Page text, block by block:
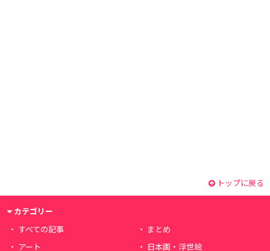
トップに戻る
カテゴリー
すべての記事
まとめ
アート
日本画・浮世絵